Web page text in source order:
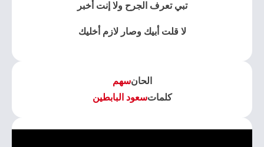
تبي تعرف الجرح ولا إنت أخبر
لا قلت أبيك وصار لازم أخليك
الحانسهم
كلماتسعود البابطين